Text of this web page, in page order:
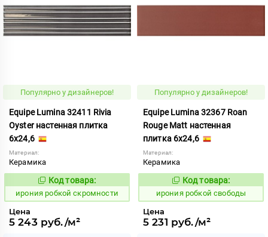
Популярно у дизайнеров!
Equipe Lumina 32411 Rivia
Oyster настенная плитка
6x24,6
Материал:
Керамика
1103593
Код товара:
ирония робкой скромности
Цена
5 243 руб./м²
Популярно у дизайнеров!
Equipe Lumina 32367 Roan
Rouge Matt настенная
плитка 6x24,6
Материал:
Керамика
1103585
Код товара:
ирония робкой свободы
Цена
5 231 руб./м²